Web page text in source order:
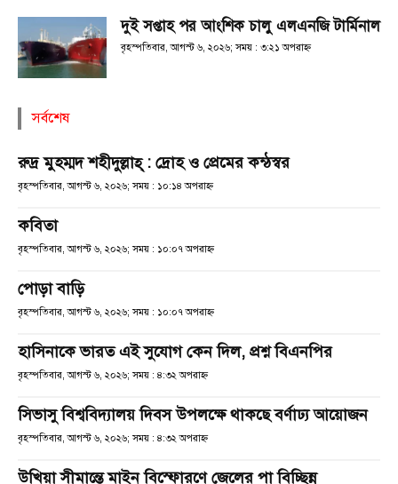
দুই সপ্তাহ পর আংশিক চালু এলএনজি টার্মিনাল
বৃহস্পতিবার, আগস্ট ৬, ২০২৬; সময় : ৩:২১ অপরাহ্ণ
সর্বশেষ
রুদ্র মুহম্মদ শহীদুল্লাহ্ : দ্রোহ ও প্রেমের কন্ঠস্বর
বৃহস্পতিবার, আগস্ট ৬, ২০২৬; সময় : ১০:১৪ অপরাহ্ণ
কবিতা
বৃহস্পতিবার, আগস্ট ৬, ২০২৬; সময় : ১০:০৭ অপরাহ্ণ
পোড়া বাড়ি
বৃহস্পতিবার, আগস্ট ৬, ২০২৬; সময় : ১০:০৭ অপরাহ্ণ
হাসিনাকে ভারত এই সুযোগ কেন দিল, প্রশ্ন বিএনপির
বৃহস্পতিবার, আগস্ট ৬, ২০২৬; সময় : ৪:৩২ অপরাহ্ণ
সিভাসু বিশ্ববিদ্যালয় দিবস উপলক্ষে থাকছে বর্ণাঢ্য আয়োজন
বৃহস্পতিবার, আগস্ট ৬, ২০২৬; সময় : ৪:৩২ অপরাহ্ণ
উখিয়া সীমান্তে মাইন বিস্ফোরণে জেলের পা বিচ্ছিন্ন